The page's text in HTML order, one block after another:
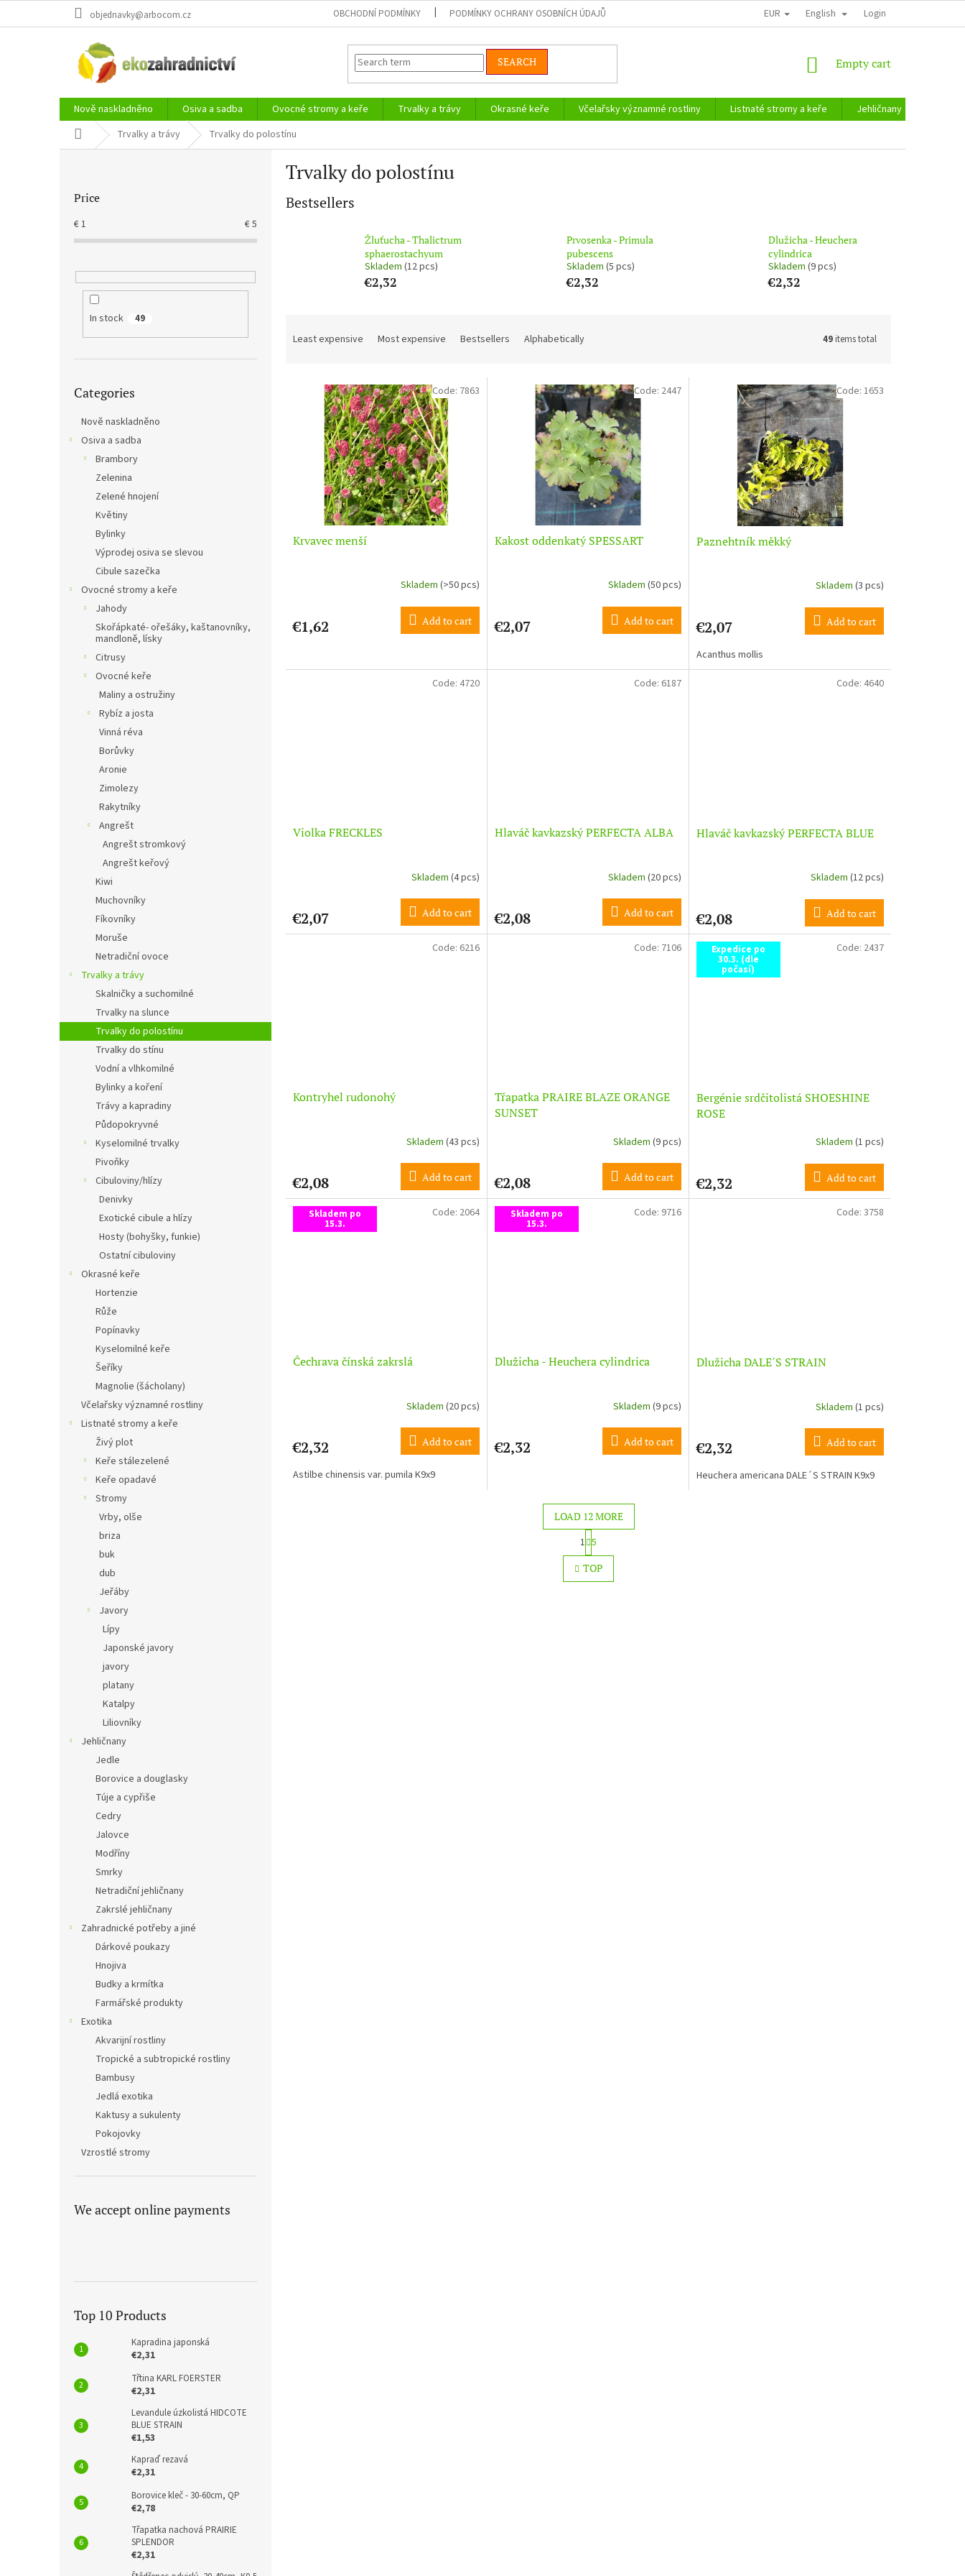
objednavky@arbocom.cz OBCHODNÍ PODMÍNKY PODMÍNKY OCHRANY OSOBNÍCH ÚDAJŮ EUR English Login
SEARCH
SHOPPING
Empty cart
Nově naskladněno Osiva a sadba Ovocné stromy a keře Trvalky a trávy Okrasné keře Včelařsky významné rostliny Listnaté stromy a keře Jehličnany
Home Trvalky a trávy Trvalky do polostínu
Price
€1 €5
In stock 49
categories
Categories
Nově naskladněno
Osiva a sadba
Brambory
Zelenina
Zelené hnojení
Květiny
Bylinky
Výprodej osiva se slevou
Cibule sazečka
Ovocné stromy a keře
Jahody
Skořápkaté- ořešáky, kaštanovníky,
mandloně, lísky
Citrusy
Ovocné keře
Maliny a ostružiny
Rybíz a josta
Vinná réva
Borůvky
Aronie
Zimolezy
Rakytníky
Angrešt
Angrešt stromkový
Angrešt keřový
Kiwi
Muchovníky
Fíkovníky
Moruše
Netradiční ovoce
Trvalky a trávy
Skalničky a suchomilné
Trvalky na slunce
Trvalky do polostínu
Trvalky do stínu
Vodní a vlhkomilné
Bylinky a koření
Trávy a kapradiny
Půdopokryvné
Kyselomilné trvalky
Pivoňky
Cibuloviny/hlízy
Denivky
Exotické cibule a hlízy
Hosty (bohyšky, funkie)
Ostatní cibuloviny
Okrasné keře
Hortenzie
Růže
Popínavky
Kyselomilné keře
Šeříky
Magnolie (šácholany)
Včelařsky významné rostliny
Listnaté stromy a keře
Živý plot
Keře stálezelené
Keře opadavé
Stromy
Vrby, olše
briza
buk
dub
Jeřáby
Javory
Lípy
Japonské javory
javory
platany
Katalpy
Liliovníky
Jehličnany
Jedle
Borovice a douglasky
Túje a cypřiše
Cedry
Jalovce
Modříny
Smrky
Netradiční jehličnany
Zakrslé jehličnany
Zahradnické potřeby a jiné
Dárkové poukazy
Hnojiva
Budky a krmítka
Farmářské produkty
Exotika
Akvarijní rostliny
Tropické a subtropické rostliny
Bambusy
Jedlá exotika
Kaktusy a sukulenty
Pokojovky
Vzrostlé stromy
We accept online payments
Top 10 Products
Kapradina japonská
€2,31
Třtina KARL FOERSTER
€2,31
Levandule úzkolistá HIDCOTE
BLUE STRAIN
€1,53
Kapraď rezavá
€2,31
Borovice kleč - 30-60cm, QP
€2,78
Třapatka nachová PRAIRIE
SPLENDOR
€2,31
Trvalky do polostínu
Bestsellers
Žluťucha - Thalictrum
sphaerostachyum
Skladem (12 pcs)
€2,32
Prvosenka - Primula
pubescens
Skladem (5 pcs)
€2,32
Dlužicha - Heuchera
cylindrica
Skladem (9 pcs)
€2,32
Least expensive Most expensive Bestsellers Alphabetically 49items total
Krvavec menší
Skladem (>50 pcs)
€1,62 Add to cart
Code: 7863
Kakost oddenkatý SPESSART
Skladem (50 pcs)
€2,07 Add to cart
Code: 2447
Paznehtník měkký
Skladem (3 pcs)
€2,07 Add to cart
Acanthus mollis
Code: 1653
Violka FRECKLES
Skladem (4 pcs)
€2,07 Add to cart
Code: 4720
Hlaváč kavkazský PERFECTA ALBA
Skladem (20 pcs)
€2,08 Add to cart
Code: 6187
Hlaváč kavkazský PERFECTA BLUE
Skladem (12 pcs)
€2,08 Add to cart
Code: 4640
Kontryhel rudonohý
Skladem (43 pcs)
€2,08 Add to cart
Code: 6216
Třapatka PRAIRE BLAZE ORANGE
SUNSET
Skladem (9 pcs)
€2,08 Add to cart
Code: 7106 Expedice po
30.3. (dle
počasí)
Bergénie srdčitolistá SHOESHINE
ROSE
Skladem (1 pcs)
€2,32 Add to cart
Code: 2437
Skladem po
15.3.
Čechrava čínská zakrslá
Skladem (20 pcs)
€2,32 Add to cart
Astilbe chinensis var. pumila K9x9
Code: 2064 Skladem po
15.3.
Dlužicha - Heuchera cylindrica
Skladem (9 pcs)
€2,32 Add to cart
Code: 9716
Dlužicha DALE´S STRAIN
Skladem (1 pcs)
€2,32 Add to cart
Heuchera americana DALE´S STRAIN K9x9
Code: 3758
L
i
s
LOAD 12 MORE
P
a
g
i
n
1 5
TOP